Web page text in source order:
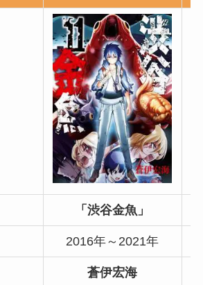
「渋谷金魚」
2016年～2021年
蒼伊宏海